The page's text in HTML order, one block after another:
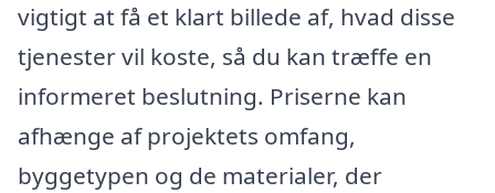
vigtigt at få et klart billede af, hvad disse
tjenester vil koste, så du kan træffe en
informeret beslutning. Priserne kan
afhænge af projektets omfang,
byggetypen og de materialer, der